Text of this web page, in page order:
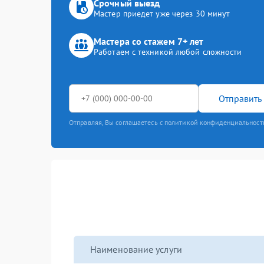
Срочный выезд
Мастер приедет уже через 30 минут
Мастера со стажем 7+ лет
Работаем с техникой любой сложности
Отправить
Отправляя, Вы соглашаетесь с политикой
Наименование услуги